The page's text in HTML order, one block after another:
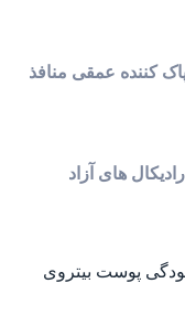
کننده عمقی منافذ
های آزاد
پوست بیتروی